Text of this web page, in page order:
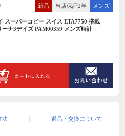
新品 当店保証2年 メンズ
スーパーコピー スイス ETA7750 搭載
ナ3デイズ PAM00359 メンズ時計
法 返品・交換について